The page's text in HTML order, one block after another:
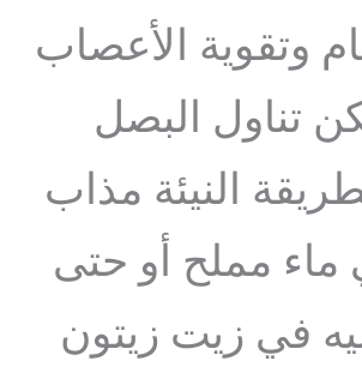
وتقوية الأعصاب
تناول البصل
النيئة مذاب
ماء مملح أو حتى
في زيت زيتون